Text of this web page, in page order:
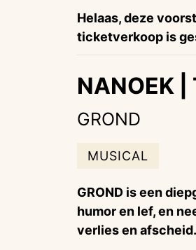
Helaas, deze
ticketverkoop is
NANOEK |
GROND
MUSICAL
GROND is een
humor en lef, en
verlies en afscheid.